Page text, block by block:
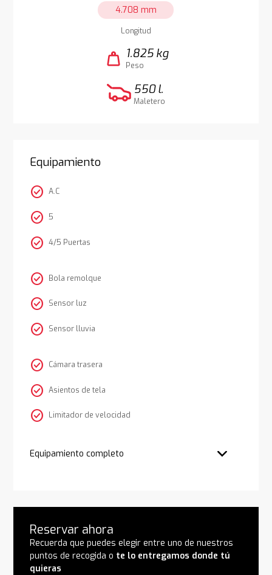
4.708 mm
Longitud
weight 1.825 kg
Peso
550 l.
Maletero
Equipamiento
check_circle A.C
check_circle 5
check_circle 4/5 Puertas
check_circle Bola remolque
check_circle Sensor luz
check_circle Sensor lluvia
check_circle Cámara trasera
check_circle Asientos de tela
check_circle Limitador de velocidad
Equipamiento completo
Reservar ahora
Recuerda que puedes elegir entre uno de nuestros
puntos de recogida o te lo entregamos donde tú
quieras